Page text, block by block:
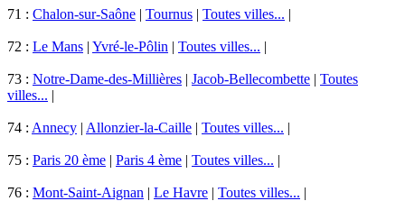
71 : Chalon-sur-Saône | Tournus | Toutes villes... |
72 : Le Mans | Yvré-le-Pôlin | Toutes villes... |
73 : Notre-Dame-des-Millières | Jacob-Bellecombette | Toutes
villes... |
74 : Annecy | Allonzier-la-Caille | Toutes villes... |
75 : Paris 20 ème | Paris 4 ème | Toutes villes... |
76 : Mont-Saint-Aignan | Le Havre | Toutes villes... |